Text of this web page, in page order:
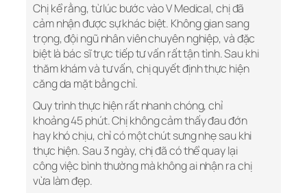
Chị kể rằng, từ lúc bước vào V Medical, chị đã
cảm nhận được sự khác biệt. Không gian sang
trọng, đội ngũ nhân viên chuyên nghiệp, và đặc
biệt là bác sĩ trực tiếp tư vấn rất tận tình. Sau khi
thăm khám và tư vấn, chị quyết định thực hiện
căng da mặt bằng chỉ.
Quy trình thực hiện rất nhanh chóng, chỉ
khoảng 45 phút. Chị không cảm thấy đau đớn
hay khó chịu, chỉ có một chút sưng nhẹ sau khi
thực hiện. Sau 3 ngày, chị đã có thể quay lại
công việc bình thường mà không ai nhận ra chị
vừa làm đẹp.